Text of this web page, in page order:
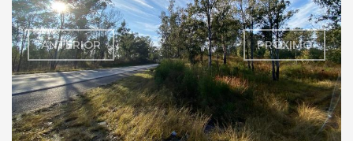
ANTERIOR PRÓXIMO